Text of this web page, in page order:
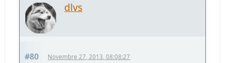
dlvs
#80 Novembre 27, 2013, 08:08:27